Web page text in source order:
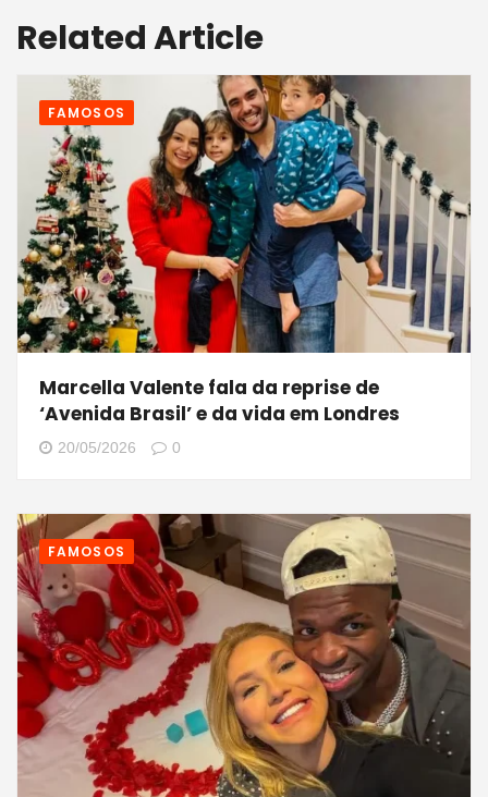
Related Article
FAMOSOS
Marcella Valente fala da reprise de
‘Avenida Brasil’ e da vida em Londres
20/05/2026 0
FAMOSOS